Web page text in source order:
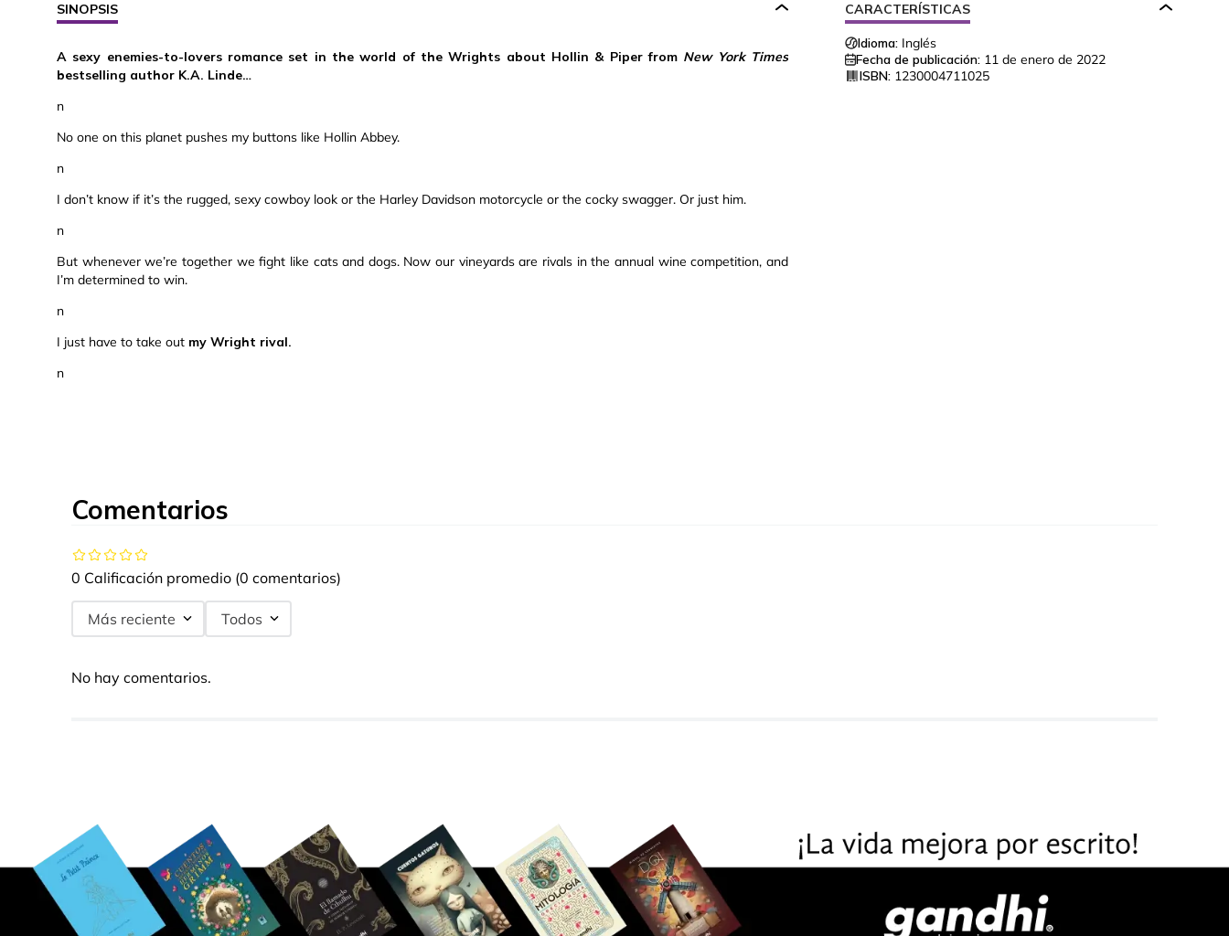
SINOPSIS
A sexy enemies-to-lovers romance set in the world of the Wrights about Hollin & Piper from New York Times
bestselling author K.A. Linde…
n
No one on this planet pushes my buttons like Hollin Abbey.
n
I don’t know if it’s the rugged, sexy cowboy look or the Harley Davidson motorcycle or the cocky swagger. Or just him.
n
But whenever we’re together we fight like cats and dogs. Now our vineyards are rivals in the annual wine competition, and
I’m determined to win.
n
I just have to take out my Wright rival.
n
CARACTERÍSTICAS
Idioma: Inglés
Fecha de publicación: 11 de enero de 2022
ISBN: 1230004711025
Comentarios
0 Calificación promedio (0 comentarios)
Más reciente Todos
No hay comentarios.